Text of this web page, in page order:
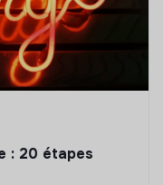
: 20 étapes